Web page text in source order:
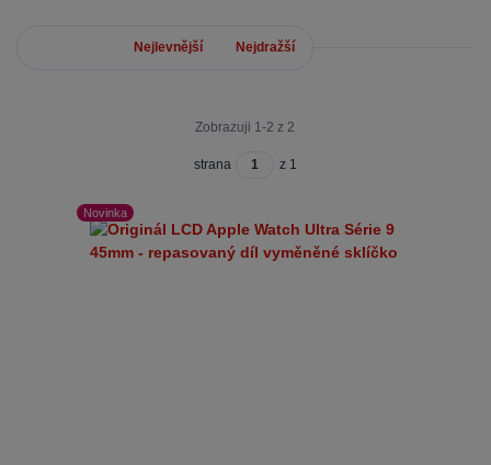
Nejlevnější Nejdražší
Zobrazuji 1-2 z 2
strana z 1
Novinka